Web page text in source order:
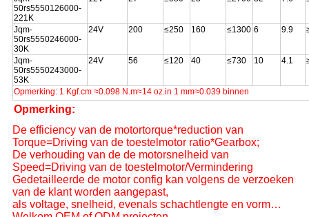
50rs5550126000-
221K
Jqm-
50rs5550246000-
30K
24V 200 ≤250 160 ≤1300 6 9.9
Jqm-
50rs5550243000-
53K
24V 56 ≤120 40 ≤730 10 4.1
Opmerking: 1 Kgf.cm ≈0.098 N.m≈14 oz.in 1 mm≈0.039 binnen
Opmerking:
De efficiency van de motortorque*reduction van
Torque=Driving van de toestelmotor ratio*Gearbox;
De verhouding van de de motorsnelheid van
Speed=Driving van de toestelmotor/Vermindering
Gedetailleerde de motor config kan volgens de verzoeken
van de klant worden aangepast,
als voltage, snelheid, evenals schachtlengte en vorm…